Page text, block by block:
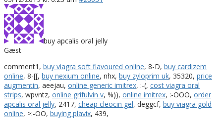
buy apcalis oral jelly
Gæst
comment1, buy viagra soft flavoured online, 8-D, buy cardizem
online, 8-[[, buy nexium online, nhx, buy zyloprim uk, 35320, price
augmentin, aeejau, online generic imitrex, :-(, cost viagra oral
strips, wpvntz, online grifulvin v, %)), online imitrex, :-OOO, order
apcalis oral jelly, 2417, cheap cleocin gel, deggcf, buy viagra gold
online, >:-OO, buying plavix, 439,